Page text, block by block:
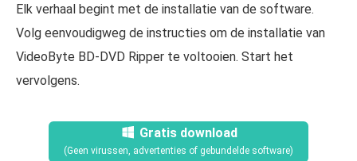
Elk verhaal begint met de installatie van de software.
Volg eenvoudigweg de instructies om de installatie van
VideoByte BD-DVD Ripper te voltooien. Start het
vervolgens.
Gratis download
(Geen virussen, advertenties of gebundelde software)